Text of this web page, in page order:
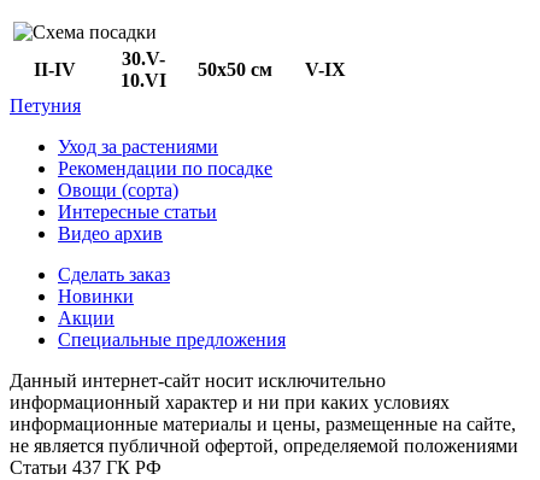
II-IV
30.V-
10.VI
50х50 см
V-IX
Петуния
Уход за растениями
Рекомендации по посадке
Овощи (сорта)
Интересные статьи
Видео архив
Сделать заказ
Новинки
Акции
Специальные предложения
Данный интернет-сайт носит исключительно
информационный характер и ни при каких условиях
информационные материалы и цены, размещенные на сайте,
не является публичной офертой, определяемой положениями
Статьи 437 ГК РФ